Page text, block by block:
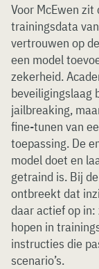
Voor McEwen
trainingsdata
vertrouwen op
een model
zekerheid.
beveiligingslaag
jailbreaking,
fine-tunen van
toepassing. De
model doet en
getraind is. Bij
ontbreekt dat
daar actief op
hopen in
instructies die
scenario’s.